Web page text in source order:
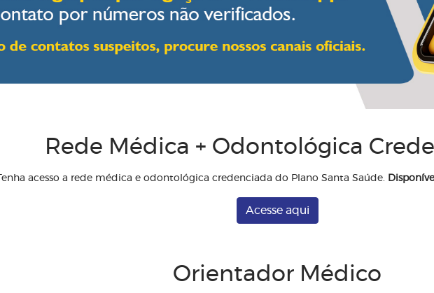
Rede Médica + Odontológica
Tenha acesso a rede médica e odontológica credenciada do Plano Santa Saúde.